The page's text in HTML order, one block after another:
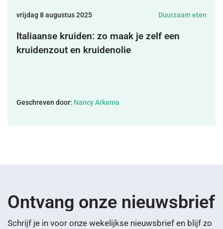
MIJN ACCOUNT
vrijdag 8 augustus 2025 Duurzaam eten
Italiaanse kruiden: zo maak je zelf een
kruidenzout en kruidenolie
Geschreven door: Nancy Arkema
Ontvang onze nieuwsbrief
Schrijf je in voor onze wekelijkse nieuwsbrief en blijf zo